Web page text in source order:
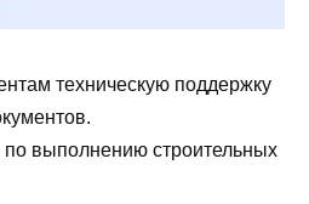
техническую поддержку
выполнению строительных